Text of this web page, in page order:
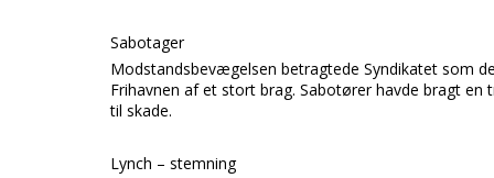
Sabotager
Modstandsbevægelsen betragtede Syndikatet som
Frihavnen af et stort brag. Sabotører havde bragt
til skade.
Lynch – stemning